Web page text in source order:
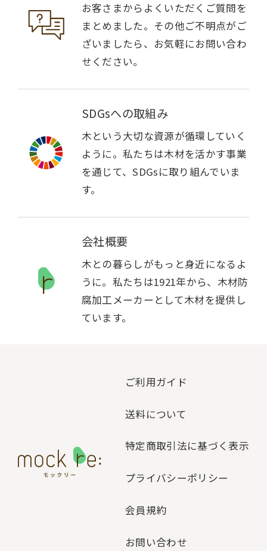
お客さまからよくいただくご質問を
まとめました。その他ご不明点がご
ざいましたら、お気軽にお問い合わ
せください。
SDGsへの取組み
木という大切な資源が循環していく
ように。私たちは木材を活かす事業
を通じて、SDGsに取り組んでいま
す。
会社概要
木との暮らしがもっと身近になるよ
うに。私たちは1921年から、木材防
腐加工メーカーとして木材を提供し
ています。
ご利用ガイド
送料について
特定商取引法に基づく表示
プライバシーポリシー
会員規約
お問い合わせ